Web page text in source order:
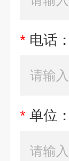
* 电话：
* 单位：